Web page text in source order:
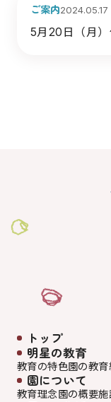
ご案内
5月20日（月
2024.05.17
トップ
明星の教育
教育の特色園の教育
園について
教育理念園の概要施